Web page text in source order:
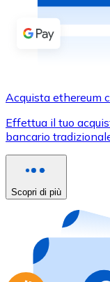
Acquista con
Bonifico SEPA
Usa le carte
Acquista con
Acquista gift
Vai al negozio
Acquista ethereum
Effettua il tuo
bancario
Scopri di più